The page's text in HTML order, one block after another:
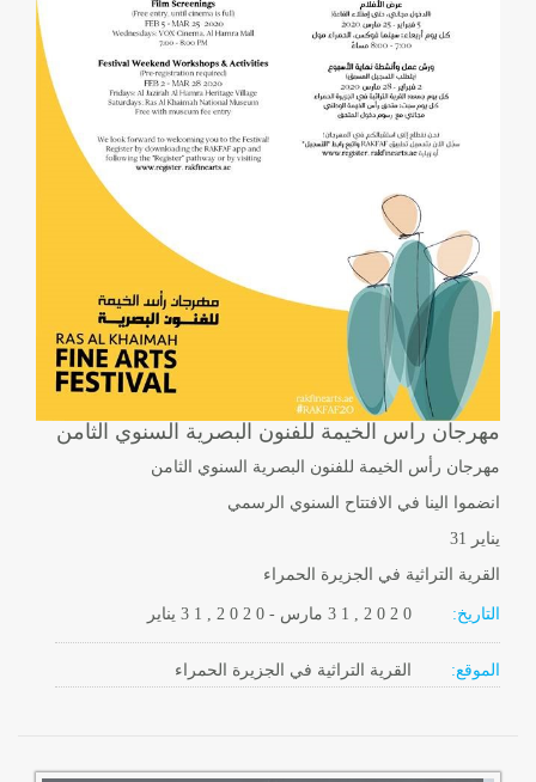
مهرجان راس الخيمة للفنون البصرية السنوي الثامن
مهرجان رأس الخيمة للفنون البصرية السنوي الثامن
انضموا الينا في الافتتاح السنوي الرسمي
يناير 31
القرية التراثية في الجزيرة الحمراء
التاريخ: 3 1 , 2 0 2 0- مارس 3 1 , 2 0 2 0
الموقع: القرية التراثية في الجزيرة الحمراء